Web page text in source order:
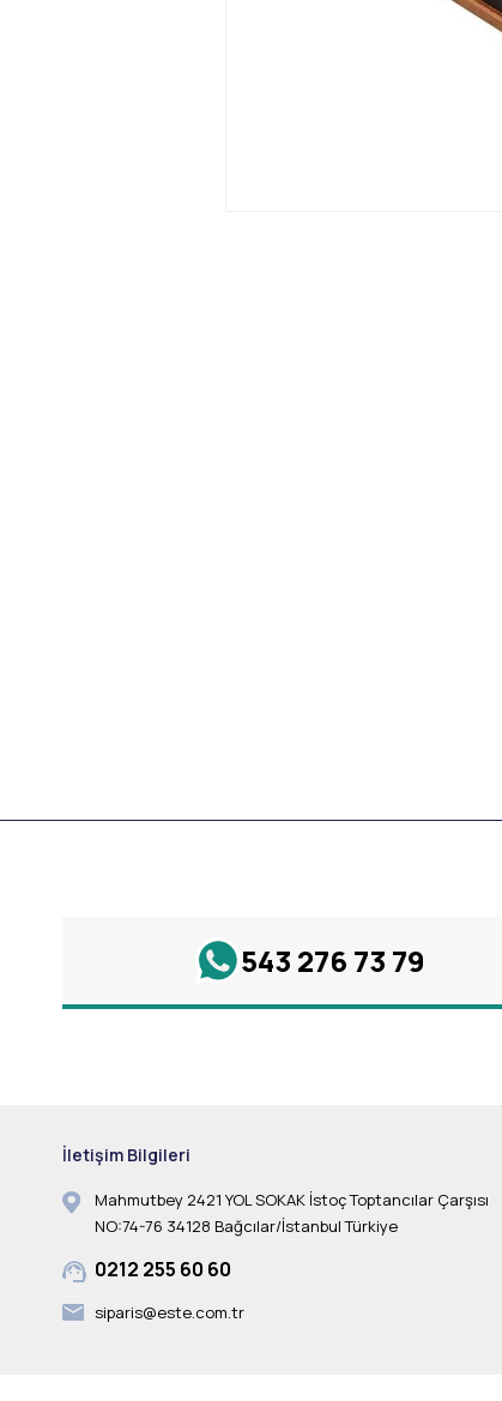
543 276 73 79
İletişim Bilgileri
Mahmutbey 2421 YOL SOKAK İstoç Toptancılar Çarşısı
NO:74-76 34128 Bağcılar/İstanbul Türkiye
0212 255 60 60
siparis@este.com.tr